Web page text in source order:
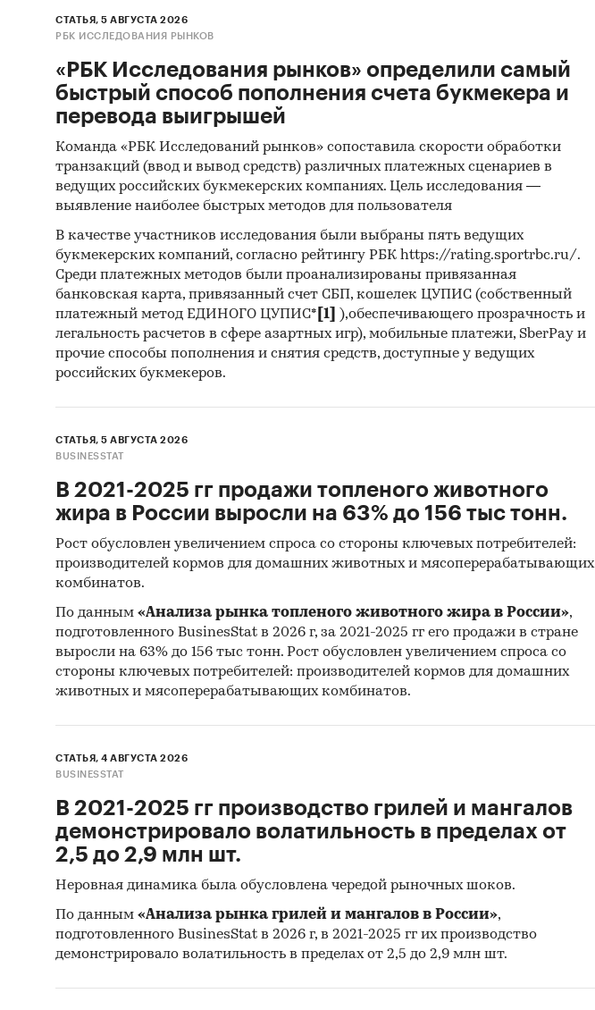
СТАТЬЯ, 5 АВГУСТА 2026
РБК ИССЛЕДОВАНИЯ РЫНКОВ
«РБК Исследования рынков» определили самый
быстрый способ пополнения счета букмекера и
перевода выигрышей
Команда «РБК Исследований рынков» сопоставила скорости обработки
транзакций (ввод и вывод средств) различных платежных сценариев в
ведущих российских букмекерских компаниях. Цель исследования —
выявление наиболее быстрых методов для пользователя
В качестве участников исследования были выбраны пять ведущих
букмекерских компаний, согласно рейтингу РБК https://rating.sportrbc.ru/.
Среди платежных методов были проанализированы привязанная
банковская карта, привязанный счет СБП, кошелек ЦУПИС (собственный
платежный метод ЕДИНОГО ЦУПИС* [1]
),обеспечивающего прозрачность и
легальность расчетов в сфере азартных игр), мобильные платежи, SberPay и
прочие способы пополнения и снятия средств, доступные у ведущих
российских букмекеров.
СТАТЬЯ, 5 АВГУСТА 2026
BUSINESSTAT
В 2021-2025 гг продажи топленого животного
жира в России выросли на 63% до 156 тыс тонн.
Рост обусловлен увеличением спроса со стороны ключевых потребителей:
производителей кормов для домашних животных и мясоперерабатывающих
комбинатов.
По данным «Анализа рынка топленого животного жира в России»,
подготовленного BusinesStat в 2026 г, за 2021-2025 гг его продажи в стране
выросли на 63% до 156 тыс тонн. Рост обусловлен увеличением спроса со
стороны ключевых потребителей: производителей кормов для домашних
животных и мясоперерабатывающих комбинатов.
СТАТЬЯ, 4 АВГУСТА 2026
BUSINESSTAT
В 2021-2025 гг производство грилей и мангалов
демонстрировало волатильность в пределах от
2,5 до 2,9 млн шт.
Неровная динамика была обусловлена чередой рыночных шоков.
По данным «Анализа рынка грилей и мангалов в России»,
подготовленного BusinesStat в 2026 г, в 2021-2025 гг их производство
демонстрировало волатильность в пределах от 2,5 до 2,9 млн шт.